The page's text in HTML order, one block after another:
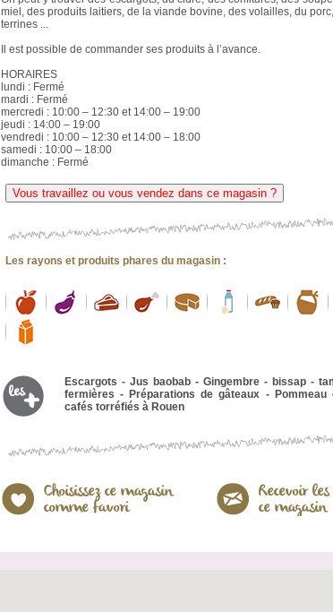
miel, des produits laitiers, de la viande bovine, des volailles, du
terrines ...
Il est possible de commander ses produits à l’avance.
HORAIRES
lundi : Fermé
mardi : Fermé
mercredi : 10:00 – 12:30 et 14:00 – 19:00
jeudi : 14:00 – 19:00
vendredi : 10:00 – 12:30 et 14:00 – 18:00
samedi : 10:00 – 18:00
dimanche : Fermé
Vous travaillez ou vous vendez dans ce magasin ?
Les rayons et produits phares du magasin :
Escargots - Jus baobab - Gingembre - bissap -
fermières - Préparations de gâteaux - Pommeau
cafés torréfiés à Rouen